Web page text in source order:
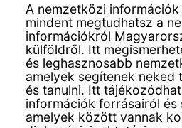
A nemzetközi
mindent megtudhatsz a
információkról
külföldről. Itt
és leghasznosabb
amelyek segítenek neked
és tanulni. Itt
információk forrásairól és
amelyek között vannak